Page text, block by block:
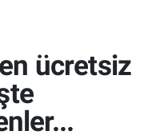
ücretsiz